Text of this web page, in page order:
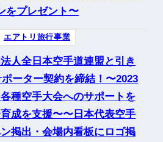
をプレゼント〜
エアトリ旅行事業
人全日本空手道連盟と引き
ーター契約を締結！〜2023
種空手大会へのサポートを
成を支援〜〜日本代表空手
掲出・会場内看板にロゴ掲